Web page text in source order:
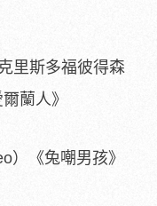
里斯多福彼得森
蘭人》
）《兔嘲男孩》